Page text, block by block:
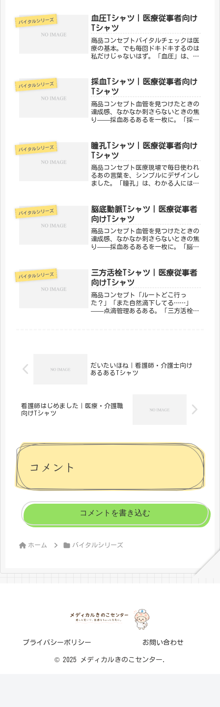
の苦労と達成感を一枚に。「メディカ
ルきのこセンター」が手がけるこのデ
ザインは、...
バイタルシリーズ
血圧Tシャツ｜医療従事者向け
Tシャツ
商品コンセプトバイタルチェックは医
療の基本。でも毎回ドキドキするのは
私だけじゃないはず。「血圧」は、バ
わずうなずいてしまいます。「メディ
カルきのこセンター」が手がけるこの
デ...
バイタルシリーズ
採血Tシャツ｜医療従事者向け
Tシャツ
商品コンセプト血管を見つけたときの
達成感、なかなか刺さらないときの焦
り——採血あるあるを一枚に。「採
す。「わかる！」が詰まっています。
「メディカルきのこセンター」が手が
ける...
バイタルシリーズ
瞳孔Tシャツ｜医療従事者向け
Tシャツ
商品コンセプト医療現場で毎日使われ
るあの言葉を、シンプルにデザインし
ました。「瞳孔」は、わかる人にはわ
さりげなく表現できます。「メディカ
ルきのこセンター」が手がけるこのデ
ザ...
バイタルシリーズ
脳底動脈Tシャツ｜医療従事者
向けTシャツ
商品コンセプト血管を見つけたときの
達成感、なかなか刺さらないときの焦
り——採血あるあるを一枚に。「脳底
です。「わかる！」が詰まっていま
す。「メディカルきのこセンター」が
手が...
バイタルシリーズ
三方活栓Tシャツ｜医療従事者
向けTシャツ
商品コンセプト「ルートどこ行っ
た？」「また自然滴下してる……」
——点滴管理あるある。「三方活栓」
だいたいほね｜看護師・介護士向け
あるあるTシャツ
看護師はじめました｜医療・介護職
向けTシャツ
コメント
コメントを書き込む
ホーム バイタルシリーズ
プライバシーポリシー お問い合わせ
© 2025 メディカルきのこセンター.